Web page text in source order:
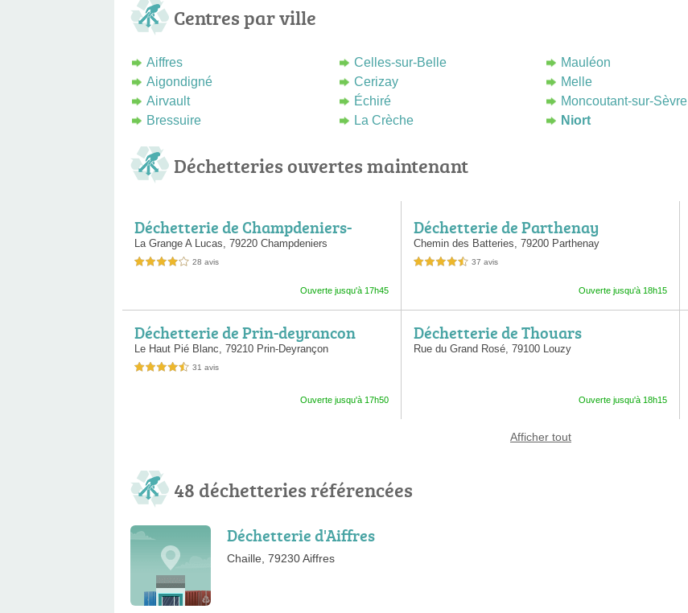
Centres par ville
Aiffres
Aigondigné
Airvault
Bressuire
Celles-sur-Belle
Cerizay
Échiré
La Crèche
Mauléon
Melle
Moncoutant-sur-Sèvre
Niort
Déchetteries ouvertes maintenant
Déchetterie de Champdeniers-
Saint-Denis
La Grange A Lucas, 79220 Champdeniers
4,0 étoiles sur 5 28 avis
Ouverte jusqu'à 17h45
Déchetterie de Parthenay
Chemin des Batteries, 79200 Parthenay
4,5 étoiles sur 5 37 avis
Ouverte jusqu'à 18h15
Déchetterie de Prin-deyrancon
Le Haut Pié Blanc, 79210 Prin-Deyrançon
4,5 étoiles sur 5 31 avis
Ouverte jusqu'à 17h50
Déchetterie de Thouars
Rue du Grand Rosé, 79100 Louzy
Ouverte jusqu'à 18h15
Afficher tout
48 déchetteries référencées
Déchetterie d'Aiffres
Chaille, 79230 Aiffres